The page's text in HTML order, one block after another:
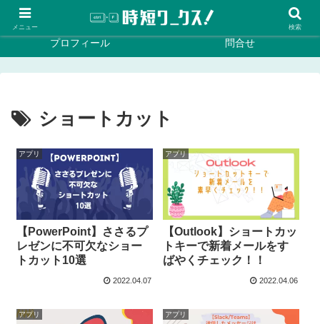
ホーム
プロフィール 問合せ
ショートカット
アプリ
【PowerPoint】ささるプ
レゼンに不可欠なショー
トカット10選
2022.04.07
アプリ
【Outlook】ショートカッ
トキーで新着メールをす
ばやくチェック！！
2022.04.06
アプリ アプリ
メニュー 検索